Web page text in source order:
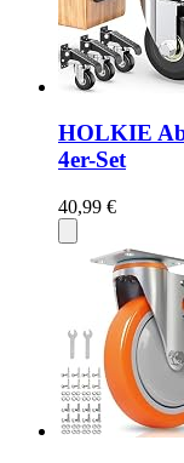
HOLKIE
4er-Set
40,99 €